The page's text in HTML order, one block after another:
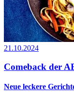
21.10.2024
Comeback der
Neue leckere